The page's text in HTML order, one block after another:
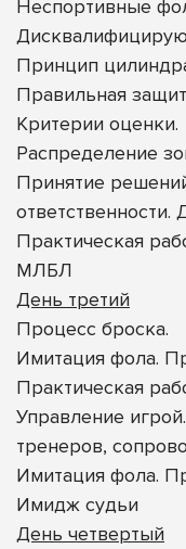
Неспортивные
Принцип
Правильная
Критерии оценки.
Распределение
Принятие
ответственности.
Практическая
МЛБЛ
День третий
Процесс броска.
Имитация фола.
Практическая
Управление
тренеров,
Имитация фола.
Имидж судьи
День четвертый